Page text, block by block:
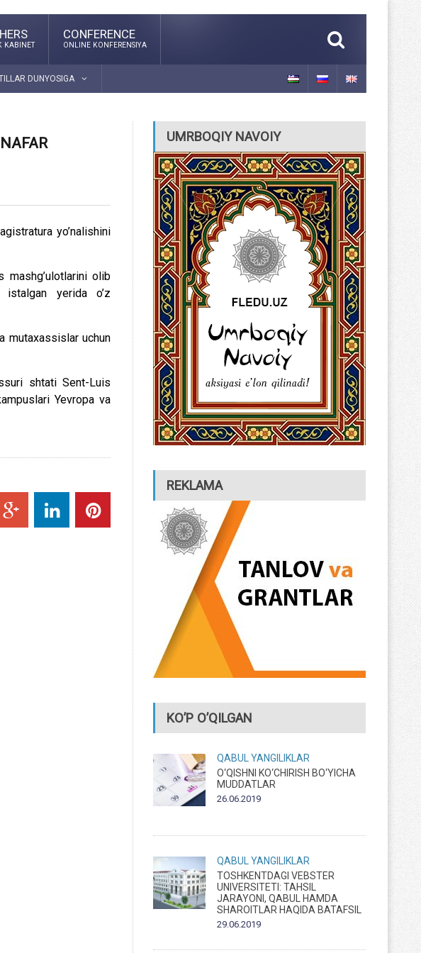
KABINET
CONFERENCE
ONLINE KONFERENSIYA
DUNYOSIGA
yo’nalishini
mashg’ulotlarini olib
istalgan yerida o’z
mutaxassislar uchun
shtati Sent-Luis
Yevropa va
UMRBOQIY NAVOIY
REKLAMA
KO’P O’QILGAN
QABUL
YANGILIKLAR
O‘QISHNI KO‘CHIRISH BO‘YICHA
MUDDATLAR
26.06.2019
QABUL
YANGILIKLAR
TOSHKENTDAGI VEBSTER
UNIVERSITETI: TAHSIL
JARAYONI, QABUL HAMDA
SHAROITLAR HAQIDA BATAFSIL
29.06.2019